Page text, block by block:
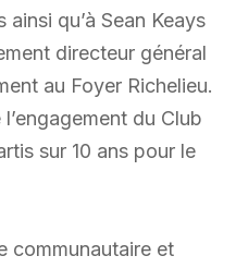
ainsi qu’à Sean Keays
directeur général
au Foyer Richelieu.
du Club
sur 10 ans pour le
communautaire et